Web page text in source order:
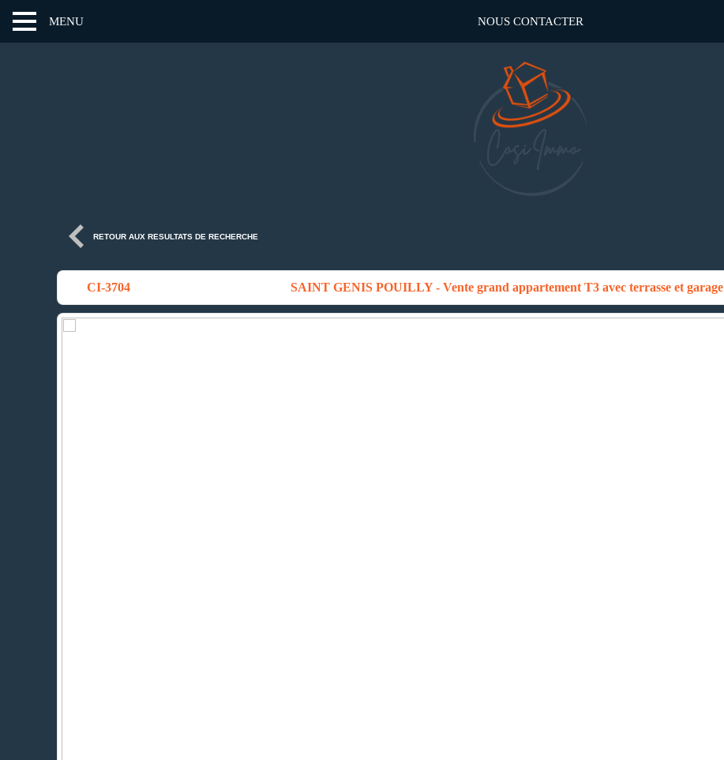
MENU NOUS CONTACTER
RETOUR AUX RESULTATS DE RECHERCHE
CI-3704 SAINT GENIS POUILLY - Vente grand appartement T3 avec terrasse et garage